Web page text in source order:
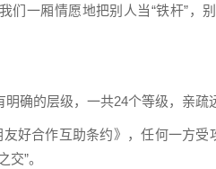
们一厢情愿地把别人当“铁杆”，
确的层级，一共24个等级，亲疏
好合作互助条约》，任何一方受
”。